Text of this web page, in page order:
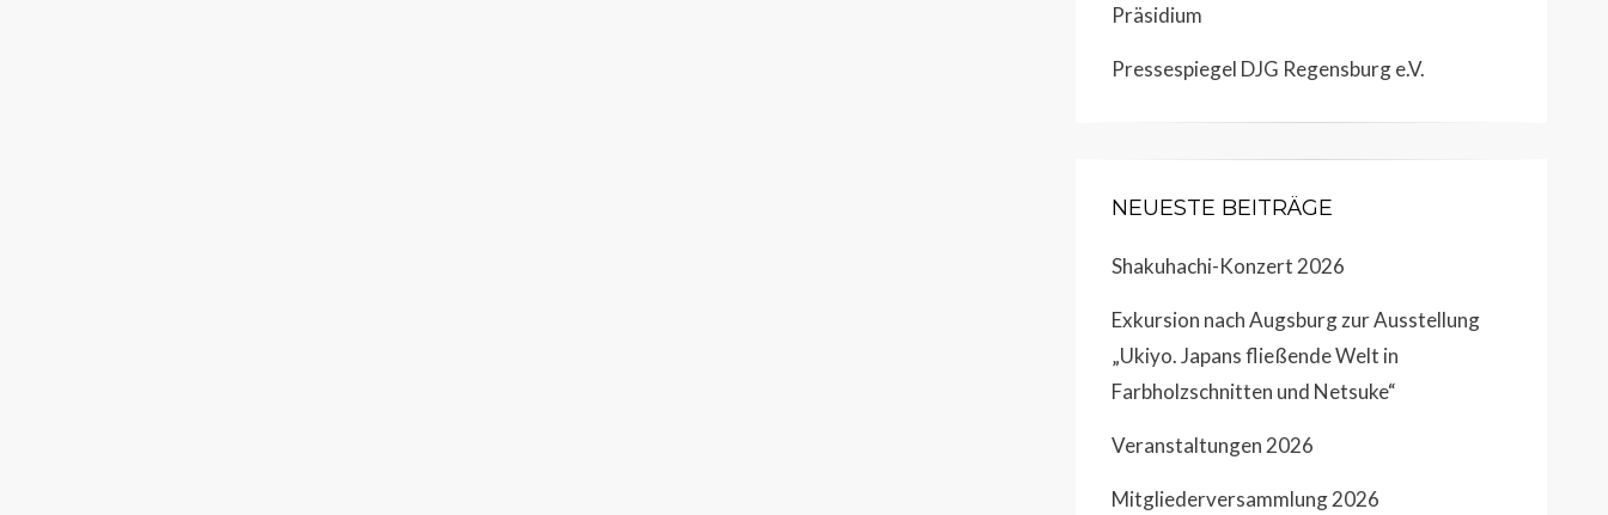
Präsidium
Pressespiegel DJG Regensburg e.V.
NEUESTE BEITRÄGE
Shakuhachi-Konzert 2026
Exkursion nach Augsburg zur Ausstellung
„Ukiyo. Japans fließende Welt in
Farbholzschnitten und Netsuke“
Veranstaltungen 2026
Mitgliederversammlung 2026